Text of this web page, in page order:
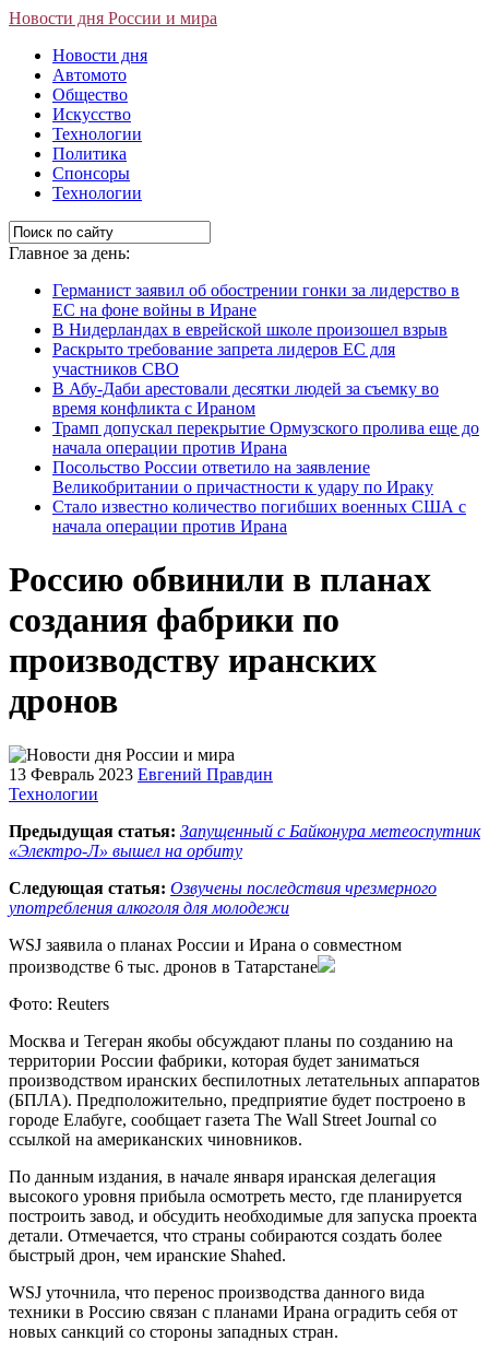
Новости дня России и мира
Новости дня
Автомото
Общество
Искусство
Технологии
Политика
Спонсоры
Технологии
Главное за день:
Германист заявил об обострении гонки за лидерство в
ЕС на фоне войны в Иране
В Нидерландах в еврейской школе произошел взрыв
Раскрыто требование запрета лидеров ЕС для
участников СВО
В Абу-Даби арестовали десятки людей за съемку во
время конфликта с Ираном
Трамп допускал перекрытие Ормузского пролива еще до
начала операции против Ирана
Посольство России ответило на заявление
Великобритании о причастности к удару по Ираку
Стало известно количество погибших военных США с
начала операции против Ирана
Россию обвинили в планах
создания фабрики по
производству иранских
дронов
13 Февраль 2023 Евгений Правдин
Технологии
Предыдущая статья: Запущенный с Байконура метеоспутник
«Электро-Л» вышел на орбиту
Следующая статья: Озвучены последствия чрезмерного
употребления алкоголя для молодежи
WSJ заявила о планах России и Ирана о совместном
производстве 6 тыс. дронов в Татарстане
Фото: Reuters
Москва и Тегеран якобы обсуждают планы по созданию на
территории России фабрики, которая будет заниматься
производством иранских беспилотных летательных аппаратов
(БПЛА). Предположительно, предприятие будет построено в
городе Елабуге, сообщает газета The Wall Street Journal со
ссылкой на американских чиновников.
По данным издания, в начале января иранская делегация
высокого уровня прибыла осмотреть место, где планируется
построить завод, и обсудить необходимые для запуска проекта
детали. Отмечается, что страны собираются создать более
быстрый дрон, чем иранские Shahed.
WSJ уточнила, что перенос производства данного вида
техники в Россию связан с планами Ирана оградить себя от
новых санкций со стороны западных стран.